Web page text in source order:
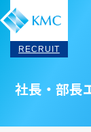
RECRUIT
社長・部長